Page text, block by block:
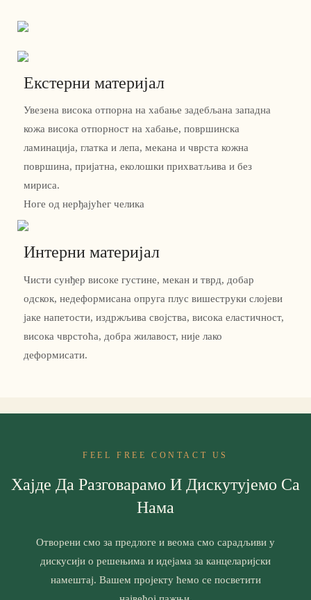
Екстерни материјал
Увезена висока отпорна на хабање задебљана западна
кожа висока отпорност на хабање, површинска
ламинација, глатка и лепа, мекана и чврста кожна
површина, пријатна, еколошки прихватљива и без
мириса.
Ноге од нерђајућег челика
Интерни материјал
Чисти сунђер високе густине, мекан и тврд, добар
одскок, недеформисана опруга плус вишеструки слојеви
јаке напетости, издржљива својства, висока еластичност,
висока чврстоћа, добра жилавост, није лако
деформисати.
FEEL FREE CONTACT US
Хајде Да Разговарамо И Дискутујемо Са
Нама
Отворени смо за предлоге и веома смо сарадљиви у
дискусији о решењима и идејама за канцеларијски
намештај. Вашем пројекту ћемо се посветити